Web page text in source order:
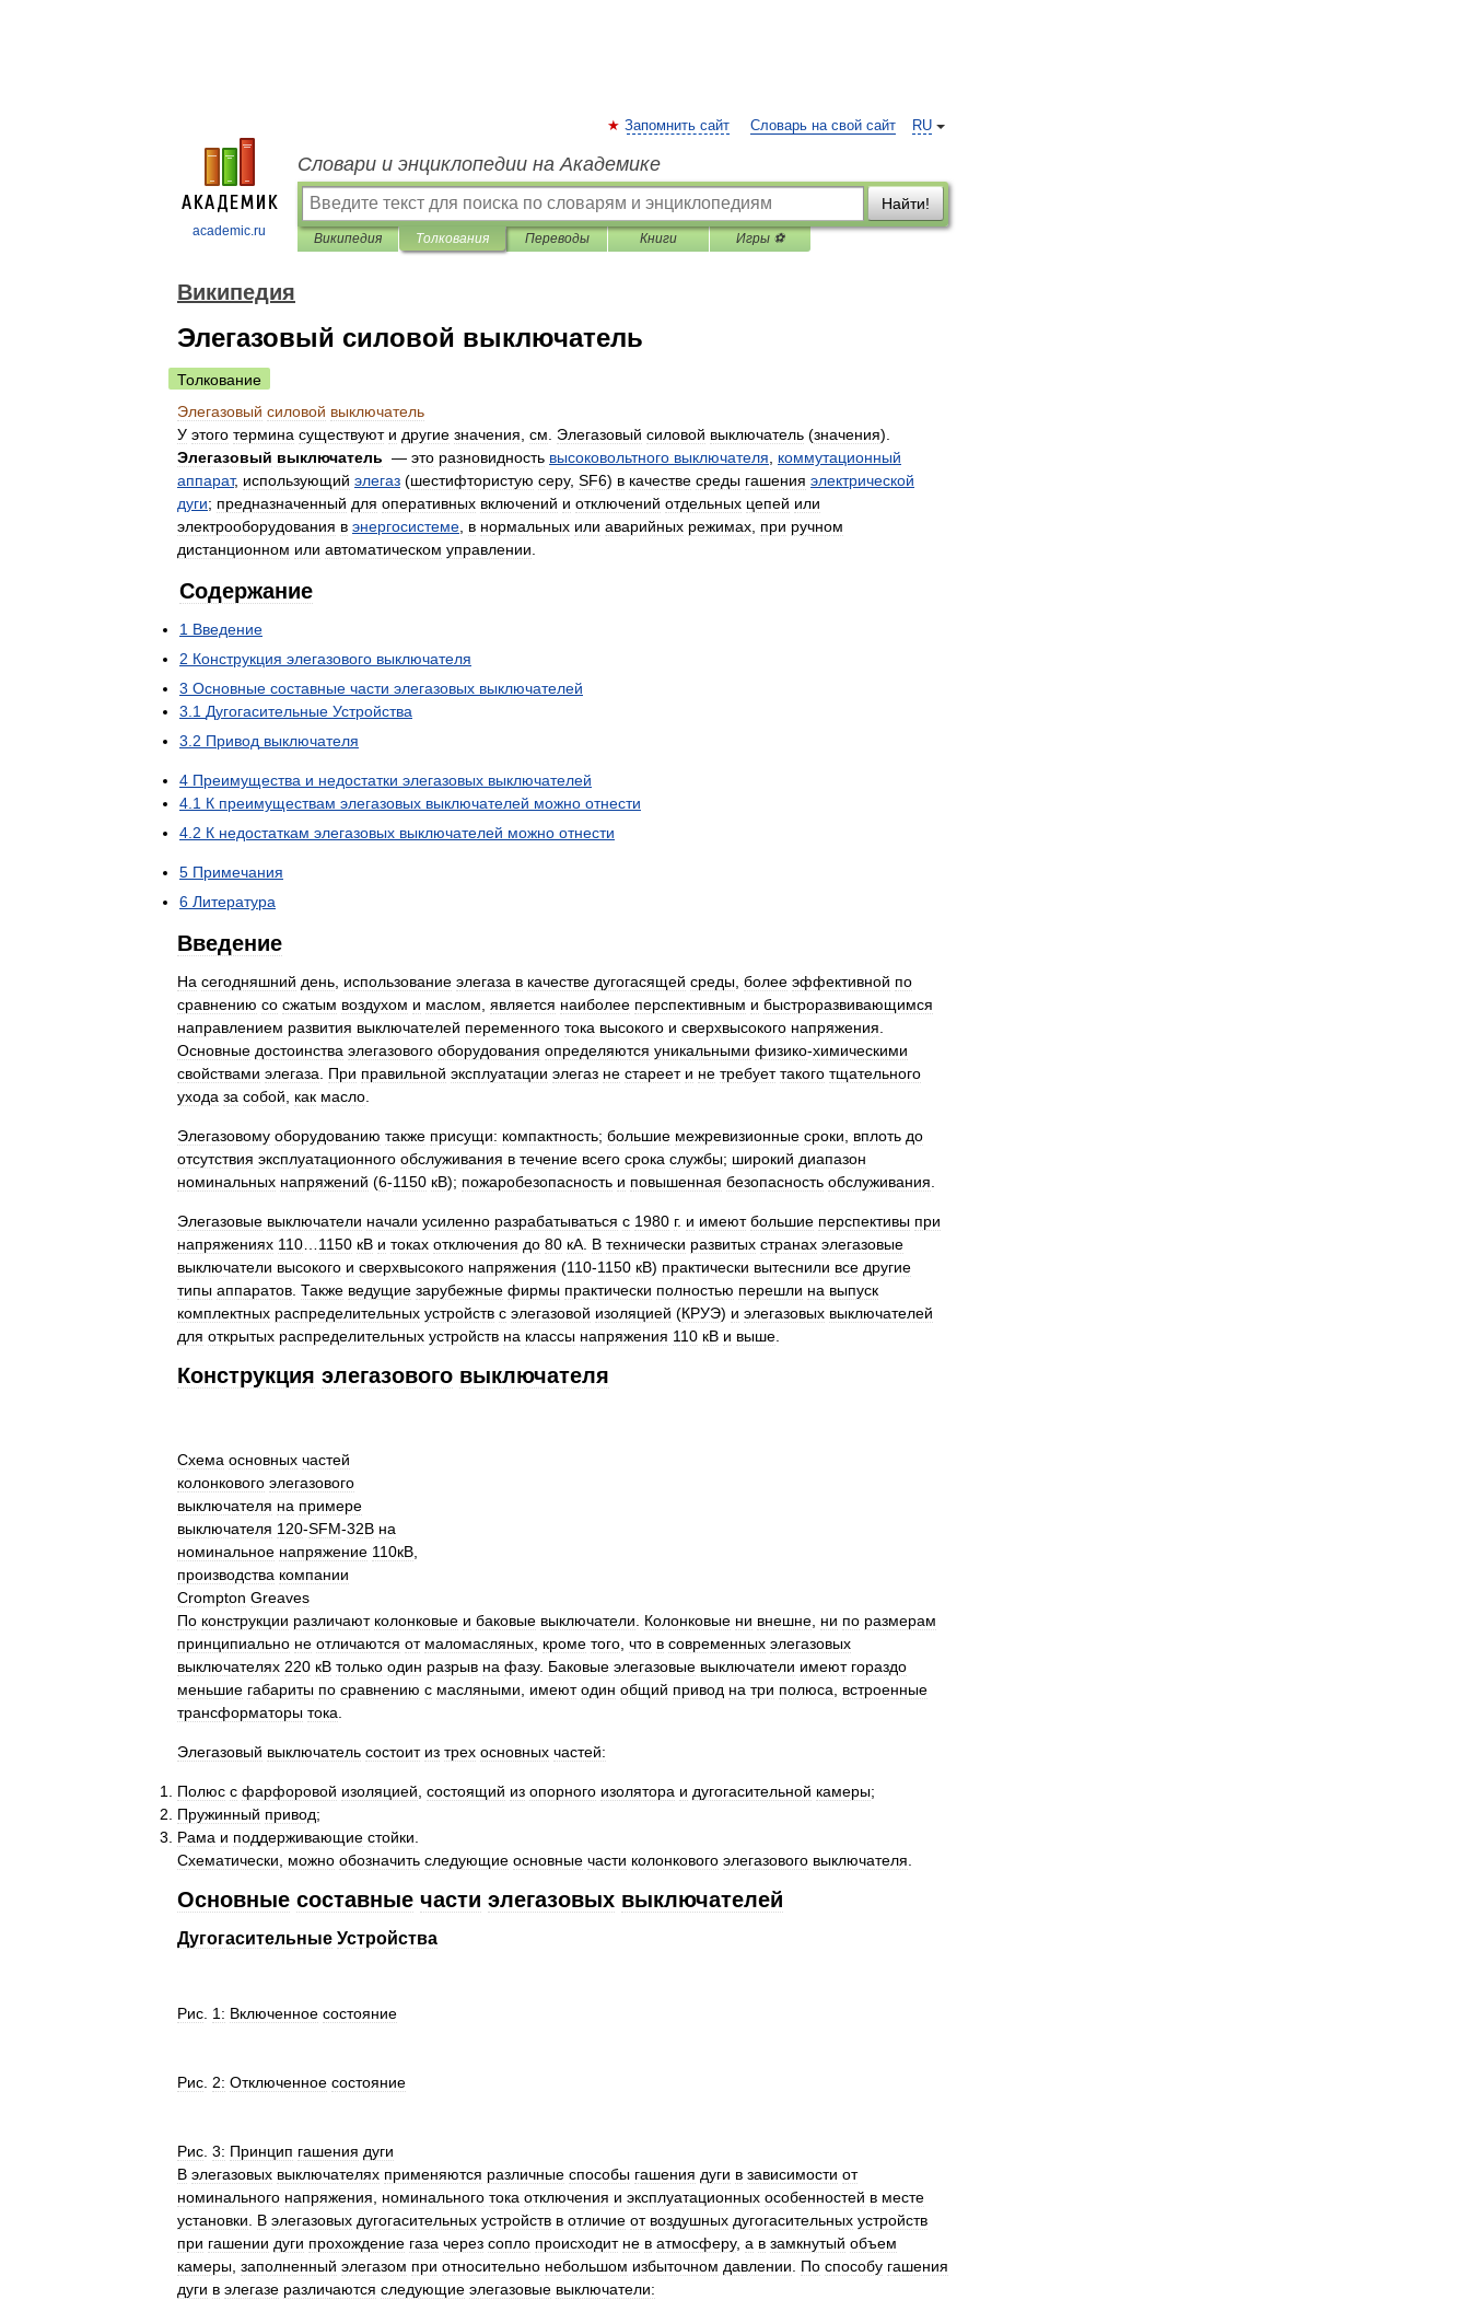
academic.ru
RU
Запомнить сайт Словарь на свой сайт
Словари и энциклопедии на Академике
Найти!
Википедия Толкования Переводы Книги Игры ⚽
Википедия
Элегазовый силовой выключатель
Толкование
Элегазовый силовой выключатель
У этого термина существуют и другие значения см Элегазовый силовой выключатель (значения).
Элегазовый выключатель — это разновидность высоковольтного выключателя
коммутационный
аппарат, использующий элегаз (шестифтористую серу, SF6) в качестве среды гашения электрической
дуги; предназначенный для оперативных включений и отключений отдельных цепей или
электрооборудования в энергосистеме в нормальных или аварийных режимах при ручном
дистанционном или автоматическом управлении
Содержание
1 Введение
2 Конструкция элегазового выключателя
3 Основные составные части элегазовых выключателей
3 1 Дугогасительные Устройства
3 2 Привод выключателя
4 Преимущества и недостатки элегазовых выключателей
4 1 К преимуществам элегазовых выключателей можно отнести
4 2 К недостаткам элегазовых выключателей можно отнести
5 Примечания
6 Литература
Введение
На сегодняшний день использование элегаза в качестве дугогасящей среды более эффективной по
сравнению со сжатым воздухом и маслом является наиболее перспективным и быстроразвивающимся
направлением развития выключателей переменного тока высокого и сверхвысокого напряжения
Основные достоинства элегазового оборудования определяются уникальными физико-химическими
свойствами элегаза При правильной эксплуатации элегаз не стареет и не требует такого тщательного
ухода за собой как масло
Элегазовому оборудованию также присущи: компактность; большие межревизионные сроки вплоть до
отсутствия эксплуатационного обслуживания в течение всего срока службы; широкий диапазон
номинальных напряжений (6-1150 кВ); пожаробезопасность и повышенная безопасность обслуживания
Элегазовые выключатели начали усиленно разрабатываться с 1980 г. и имеют большие перспективы при
напряжениях 110 1150 кВ и токах отключения до 80 кА В технически развитых странах элегазовые
выключатели высокого и сверхвысокого напряжения (110-1150 кВ) практически вытеснили все другие
типы аппаратов Также ведущие зарубежные фирмы практически полностью перешли на выпуск
комплектных распределительных устройств с элегазовой изоляцией (КРУЭ) и элегазовых выключателей
для открытых распределительных устройств на классы напряжения 110 кВ и выше
Конструкция элегазового выключателя
Схема основных частей
колонкового элегазового
выключателя на примере
выключателя 120-SFM-32B на
номинальное напряжение 110кВ
производства компании
Crompton Greaves
По конструкции различают колонковые и баковые выключатели Колонковые ни внешне ни по размерам
принципиально не отличаются от маломасляных кроме того что в современных элегазовых
выключателях 220 кВ только один разрыв на фазу. Баковые элегазовые выключатели имеют гораздо
меньшие габариты по сравнению с масляными имеют один общий привод на три полюса
встроенные
трансформаторы тока
Элегазовый выключатель состоит из трех основных частей:
Полюс с фарфоровой изоляцией состоящий из опорного изолятора и дугогасительной камеры;
Пружинный привод;
Рама и поддерживающие стойки
Схематически
можно обозначить следующие основные части колонкового элегазового выключателя
Основные составные части элегазовых выключателей
Дугогасительные Устройства
Рис 1: Включенное состояние
Рис 2: Отключенное состояние
Рис 3: Принцип гашения дуги
В элегазовых выключателях применяются различные способы гашения дуги в зависимости от
номинального напряжения номинального тока отключения и эксплуатационных особенностей в месте
установки
В элегазовых дугогасительных устройств в отличие от воздушных дугогасительных устройств
при гашении дуги прохождение газа через сопло происходит не в атмосферу, а в замкнутый объем
камеры заполненный элегазом при относительно небольшом избыточном давлении По способу гашения
дуги в элегазе различаются следующие элегазовые выключатели: